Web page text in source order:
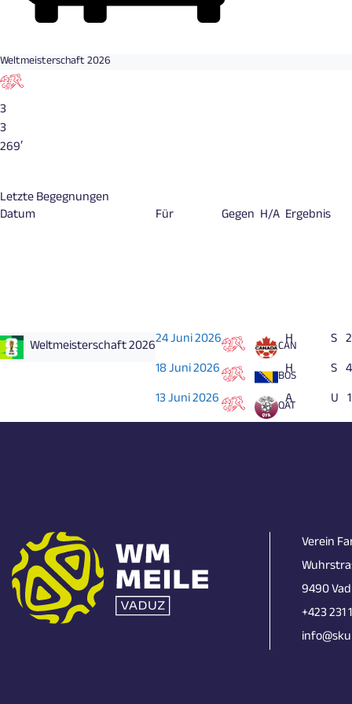
Weltmeisterschaft 2026
3
3
269′
Letzte Begegnungen
Datum
Für Gegen H/A Ergebnis
Weltmeisterschaft 202624 Juni 2026 CAN
H S
18 Juni 2026
BOS
H S
13 Juni 2026
QAT
A U
Verein
9490
+423 231